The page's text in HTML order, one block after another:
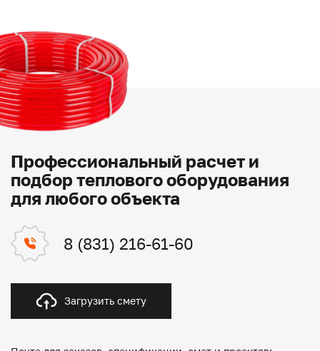
Профессиональный расчет и
подбор теплового оборудования
для любого объекта
8 (831) 216-61-60
Загрузить смету